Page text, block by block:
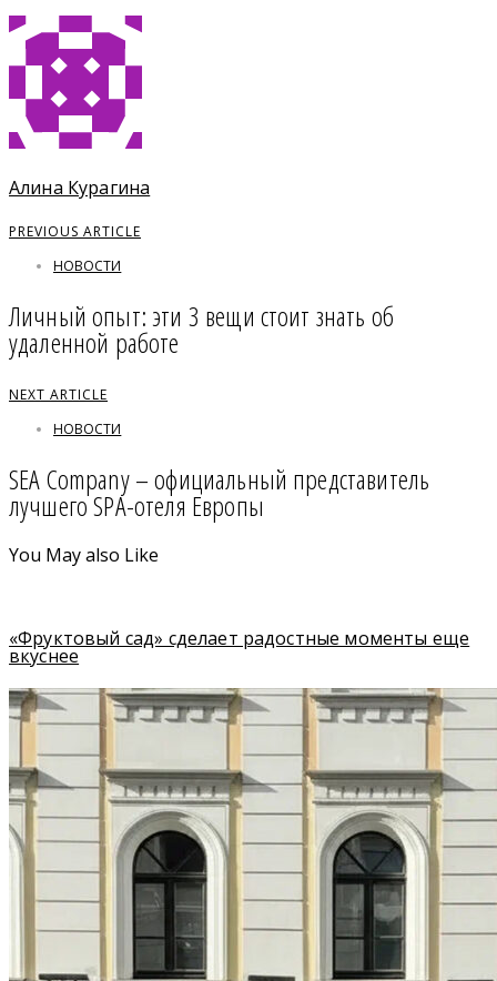
Алина Курагина
PREVIOUS ARTICLE
НОВОСТИ
Личный опыт: эти 3 вещи стоит знать об
удаленной работе
NEXT ARTICLE
НОВОСТИ
SEA Company – официальный представитель
лучшего SPA-отеля Европы
You May also Like
«Фруктовый сад» сделает радостные моменты еще
вкуснее